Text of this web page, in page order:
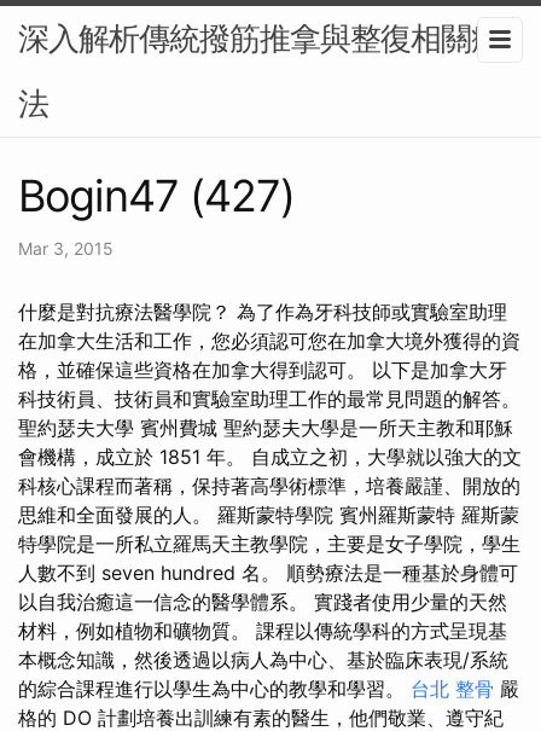
深入解析傳統撥筋推拿與整復相關療
法
Bogin47 (427)
Mar 3, 2015
什麼是對抗療法醫學院？ 為了作為牙科技師或實驗室助理
在加拿大生活和工作，您必須認可您在加拿大境外獲得的資
格，並確保這些資格在加拿大得到認可。 以下是加拿大牙
科技術員、技術員和實驗室助理工作的最常見問題的解答。
聖約瑟夫大學 賓州費城 聖約瑟夫大學是一所天主教和耶穌
會機構，成立於 1851 年。 自成立之初，大學就以強大的文
科核心課程而著稱，保持著高學術標準，培養嚴謹、開放的
思維和全面發展的人。 羅斯蒙特學院 賓州羅斯蒙特 羅斯蒙
特學院是一所私立羅馬天主教學院，主要是女子學院，學生
人數不到 seven hundred 名。 順勢療法是一種基於身體可
以自我治癒這一信念的醫學體系。 實踐者使用少量的天然
材料，例如植物和礦物質。 課程以傳統學科的方式呈現基
本概念知識，然後透過以病人為中心、基於臨床表現/系統
的綜合課程進行以學生為中心的教學和學習。 台北 整骨 嚴
格的 DO 計劃培養出訓練有素的醫生，他們敬業、遵守紀